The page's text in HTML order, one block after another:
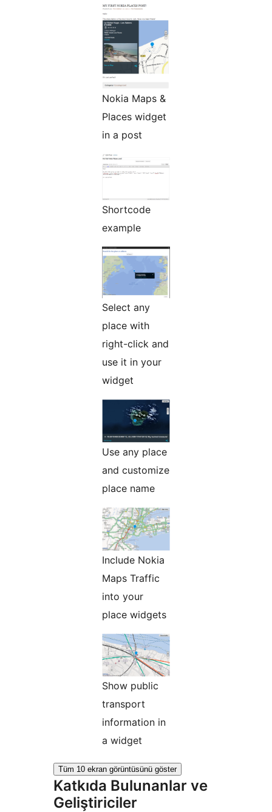
Nokia Maps &
Places widget
in a post
Shortcode
example
Select any
place with
right-click and
use it in your
widget
Use any place
and customize
place name
Include Nokia
Maps Traffic
into your
place widgets
Show public
transport
information in
a widget
Tüm 10 ekran görüntüsünü göster
Katkıda Bulunanlar ve
Geliştiriciler